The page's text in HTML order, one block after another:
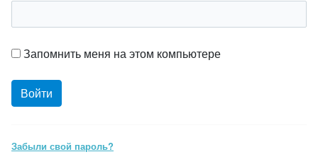
Запомнить меня на этом компьютере
Забыли свой пароль?